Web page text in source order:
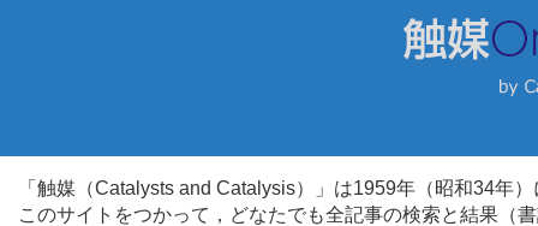
「触媒（Catalysts and Catalysis）」は1959年（昭和34年
このサイトをつかって，どなたでも全記事の検索と結果（